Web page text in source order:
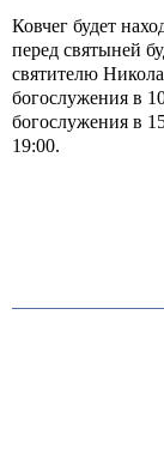
Ковчег будет
перед святыней
святителю
богослужения в
богослужения в
19:00.